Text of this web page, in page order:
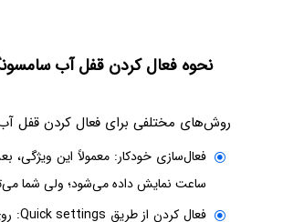
نحوه فعال کردن قفل آب
روش‌های مختلفی برای فعال کردن قفل
فعال‌سازی خودکار: معمولاً این ویژگی،
ساعت نمایش داده می‌شود؛ ولی شما